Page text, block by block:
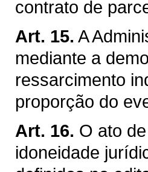
contrato de
Art. 15. A
mediante a
ressarcimento
proporção do
Art. 16. O ato
idoneidade